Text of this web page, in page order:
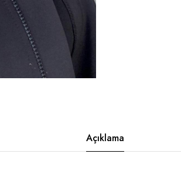
Açıklama